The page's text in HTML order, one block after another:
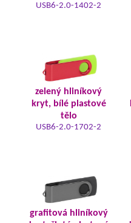
USB6-2.0-1402-2
zelený hliníkový
kryt, bílé plastové
tělo
USB6-2.0-1702-2
grafitová hliníkový